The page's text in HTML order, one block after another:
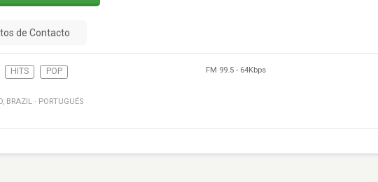
de Contacto
HITS POP FM 99.5 - 64Kbps
, BRAZIL · PORTUGUÉS